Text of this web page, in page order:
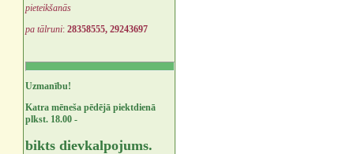
pieteikšanās
pa tālruni: 28358555, 29243697
Uzmanību!
Katra mēneša pēdējā piektdienā
plkst. 18.00 -
bikts dievkalpojums.